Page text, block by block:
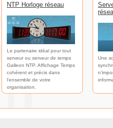
NTP Horloge réseau
Le partenaire idéal pour tout
serveur ou serveur de temps
Galleon NTP. Affichage Temps
cohérent et précis dans
l'ensemble de votre
organisation.
Une